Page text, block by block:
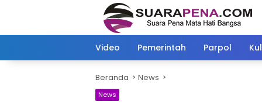
Video Pemerintah Parpol
Beranda News
News